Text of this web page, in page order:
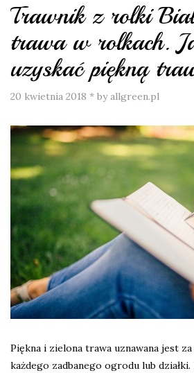
Trawnik z rolki
trawa w rolkach.
uzyskać piękną
20 kwietnia 2018 * by allgreen.pl
Piękna i zielona trawa uznawana jest
każdego zadbanego ogrodu lub